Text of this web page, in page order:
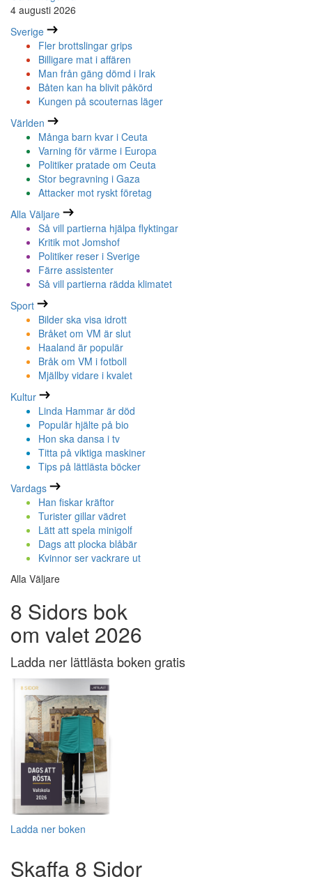
4 augusti 2026
Sverige
Fler brottslingar grips
Billigare mat i affären
Man från gäng dömd i Irak
Båten kan ha blivit påkörd
Kungen på scouternas läger
Världen
Många barn kvar i Ceuta
Varning för värme i Europa
Politiker pratade om Ceuta
Stor begravning i Gaza
Attacker mot ryskt företag
Alla Väljare
Så vill partierna hjälpa flyktingar
Kritik mot Jomshof
Politiker reser i Sverige
Färre assistenter
Så vill partierna rädda klimatet
Sport
Bilder ska visa idrott
Bråket om VM är slut
Haaland är populär
Bråk om VM i fotboll
Mjällby vidare i kvalet
Kultur
Linda Hammar är död
Populär hjälte på bio
Hon ska dansa i tv
Titta på viktiga maskiner
Tips på lättlästa böcker
Vardags
Han fiskar kräftor
Turister gillar vädret
Lätt att spela minigolf
Dags att plocka blåbär
Kvinnor ser vackrare ut
Alla Väljare
8 Sidors bok
om valet 2026
Ladda ner lättlästa boken gratis
Ladda ner boken
Skaffa 8 Sidor